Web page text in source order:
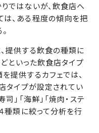
ではないが、飲食店へ
、ある程度の傾向を把
提供する飲食の種類に
どといった飲食店タイプ
提供するカフェでは、
店タイプが設定されてい
」「海鮮」「焼肉・ステ
種類に絞って分析を行